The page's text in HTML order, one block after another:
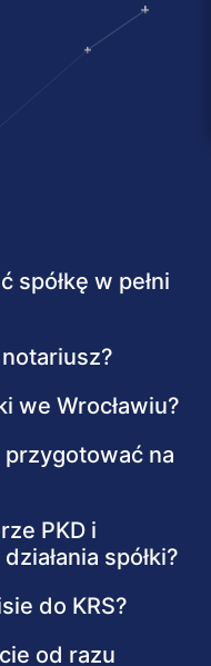
spółkę w pełni
we Wrocławiu?
na
PKD i
spółki?
do KRS?
od razu